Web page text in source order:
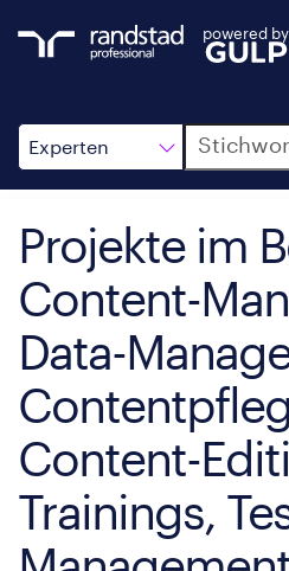
powered by
Experten
Suche
Projekte im
Content-
Data-
Content-
Trainings,